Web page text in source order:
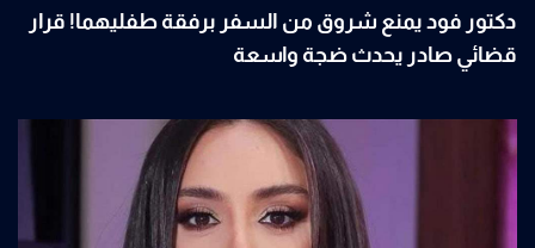
دكتور فود يمنع شروق من السفر برفقة طفليهما! قرار
قضائي صادر يحدث ضجة واسعة